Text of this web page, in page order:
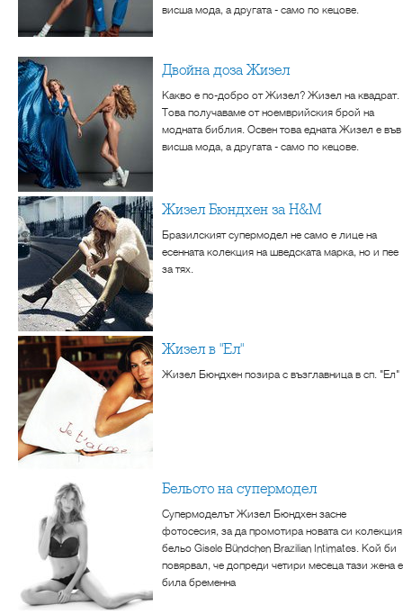
висша мода, а другата - само по кецове.
Двойна доза Жизел
Какво е по-добро от Жизел? Жизел на квадрат.
Това получаваме от ноемврийския брой на
модната библия. Освен това едната Жизел е във
висша мода, а другата - само по кецове.
Жизел Бюндхен за H&M
Бразилският супермодел не само е лице на
есенната колекция на шведската марка, но и пее
за тях.
Жизел в "Ел"
Жизел Бюндхен позира с възглавница в сп. "Ел"
Бельото на супермодел
Супермоделът Жизел Бюндхен засне
фотосесия, за да промотира новата си колекция
бельо Gisele Bündchen Brazilian Intimates. Кой би
повярвал, че допреди четири месеца тази жена е
била бременна